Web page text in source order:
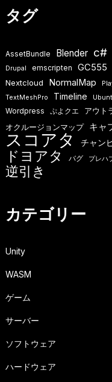
タグ
AssetBundle Blender c#
Drupal emscripten GC555
Nextcloud NormalMap
TextMeshPro Timeline
Wordpress ぷよクエ アウト
オクルージョンマップ キャ
スコアタ チャン
ドヨアタ バグ プレハ
逆引き
カテゴリー
Unity
WASM
ゲーム
サーバー
ソフトウェア
ハードウェア